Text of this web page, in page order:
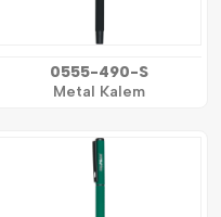
0555-490-S
Metal Kalem